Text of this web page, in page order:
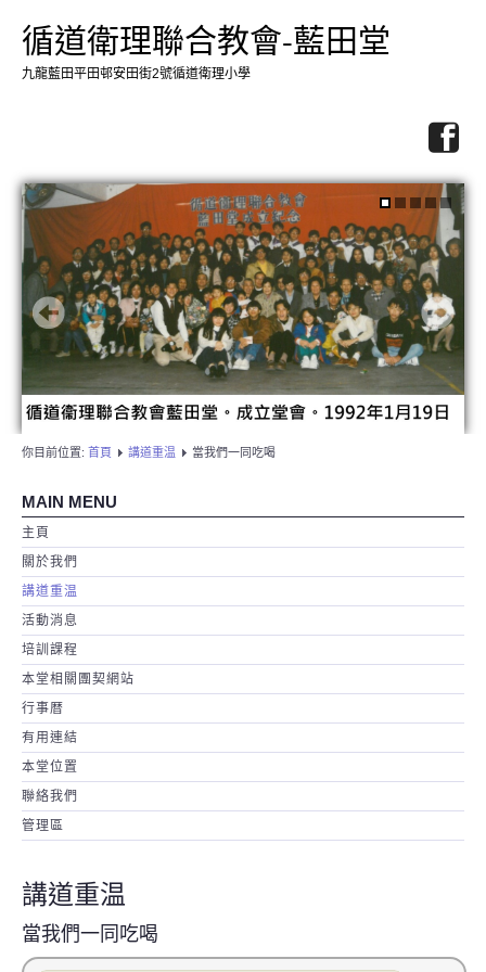
循道衛理聯合教會-藍田堂
九龍藍田平田邨安田街2號循道衛理小學
MAIN MENU
主頁
關於我們
講道重温
活動消息
培訓課程
本堂相關團契網站
行事暦
有用連結
本堂位置
聯絡我們
管理區
講道重温
當我們一同吃喝